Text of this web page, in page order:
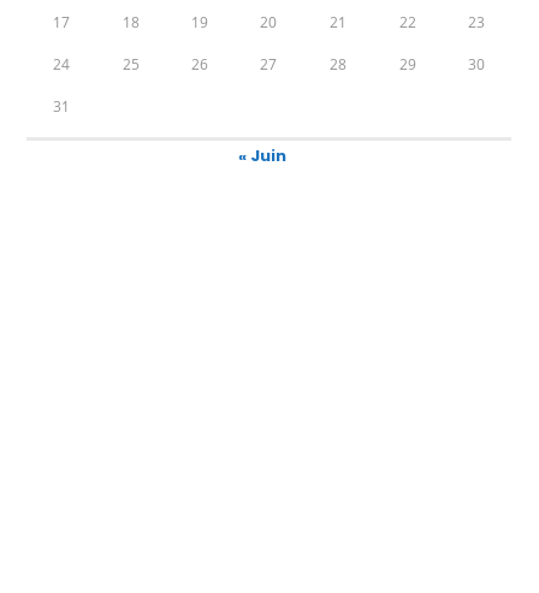
17 18 19 20 21 22 23
24 25 26 27 28 29 30
31
« Juin